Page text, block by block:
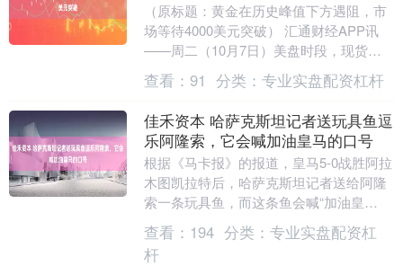
（原标题：黄金在历史峰值下方遇阻，市
场等待4000美元突破） 汇通财经APP讯
——周二（10月7日）美盘时段，现货黄
金延续历史性涨势，盘中触及近3991美元
的历....
查看： 91 分类： 专业实盘配资杠杆
佳禾资本 哈萨克斯坦记者送玩具鱼逗
乐阿隆索，它会喊加油皇马的口号
根据《马卡报》的报道，皇马5-0战胜阿拉
木图凯拉特后，哈萨克斯坦记者送给阿隆
索一条玩具鱼，而这条鱼会喊“加油皇
马”的口号。 报道称，哈维-阿隆索在赛后
新闻发布会....
查看： 194 分类： 专业实盘配资杠
杆